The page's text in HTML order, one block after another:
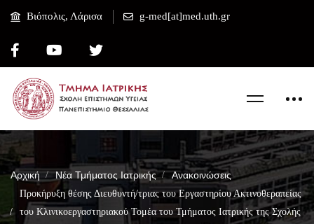
Βιόπολις, Λάρισα g-med[at]med.uth.gr
Αρχική Νέα Τμήματος Ιατρικής Ανακοινώσεις
Προκήρυξη θέσης Διευθυντή/τριας του Εργαστηρίου Ακτινοθεραπείας
του Κλινικοεργαστηριακού Τομέα του Τμήματος Ιατρικής της Σχολής